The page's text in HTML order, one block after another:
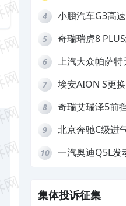
拒绝三电质保
4
小鹏汽车G3高
5
奇瑞瑞虎8
6
上汽大众帕萨
7
埃安AION S更
8
奇瑞艾瑞泽5前
9
北京奔驰C级进
10
一汽奥迪Q5L发
集体投诉征集